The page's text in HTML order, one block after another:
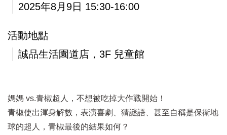
2025年8月9日 15:30-16:00
活動地點
誠品生活園道店，3F 兒童館
媽媽 vs.青椒超人，不想被吃掉大作戰開始！
青椒使出渾身解數，表演喜劇、猜謎語、甚至自稱是保衛地
球的超人，青椒最後的結果如何？